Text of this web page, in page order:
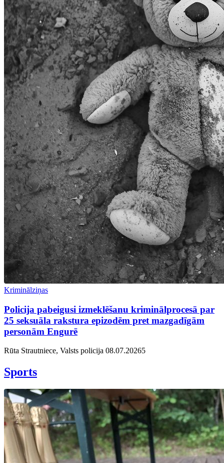
Kriminālziņas
Policija pabeigusi izmeklēšanu kriminālprocesā par
25 seksuāla rakstura epizodēm pret mazgadīgām
personām Engurē
Rūta Strautniece, Valsts policija 08.07.20265
Sports